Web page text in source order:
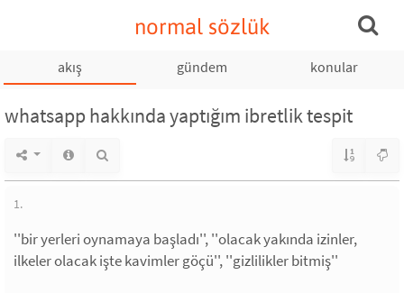
normal sözlük
akış gündem konular
whatsapp hakkında yaptığım ibretlik tespit
1.
''bir yerleri oynamaya başladı'', ''olacak yakında izinler,
ilkeler olacak işte kavimler göçü'', ''gizlilikler bitmiş''